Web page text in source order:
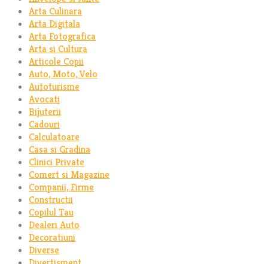
Arta Culinara
Arta Digitala
Arta Fotografica
Arta si Cultura
Articole Copii
Auto, Moto, Velo
Autoturisme
Avocati
Bijuterii
Cadouri
Calculatoare
Casa si Gradina
Clinici Private
Comert si Magazine
Companii, Firme
Constructii
Copilul Tau
Dealeri Auto
Decoratiuni
Diverse